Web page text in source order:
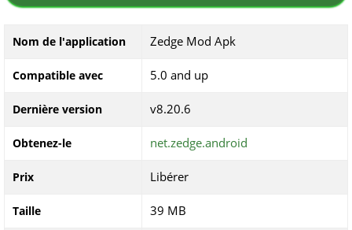
Nom de l'application Zedge Mod Apk
Compatible avec 5.0 and up
Dernière version v8.20.6
Obtenez-le net.zedge.android
Prix Libérer
Taille 39 MB